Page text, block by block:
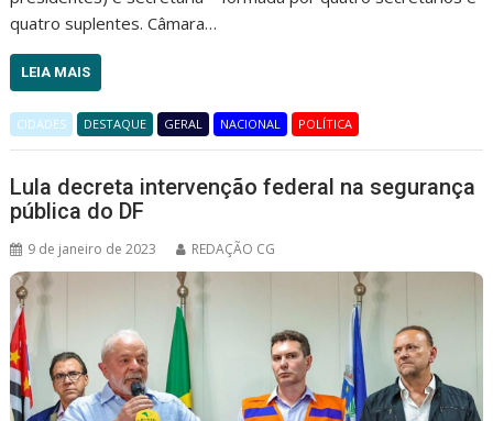
quatro suplentes. Câmara…
LEIA MAIS
CIDADES DESTAQUE GERAL NACIONAL POLÍTICA
Lula decreta intervenção federal na segurança
pública do DF
9 de janeiro de 2023 REDAÇÃO CG